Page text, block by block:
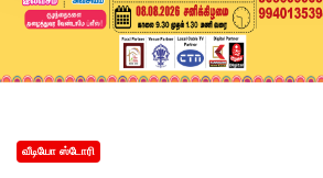
வீடியோ ஸ்டோரி